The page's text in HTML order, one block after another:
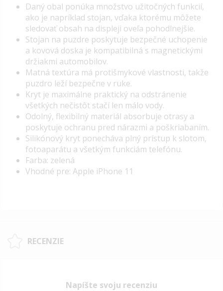
Daný obal ponúka množstvo užitočných funkcií,
ako je napríklad stojan, vďaka ktorému môžete
sledovať obsah na displeji oveľa pohodlnejšie.
Stojan na puzdre poskytuje bezpečné uchopenie
a kovová doska je kompatibilná s magnetickými
držiakmi automobilov.
Matná textúra má protišmykové vlastnosti, takže
puzdro leží bezpečne v ruke.
Kryt je maximálne praktický na odstránenie
všetkých nečistôt stačí len málo vody.
Odolný, flexibilný materiál absorbuje otrasy a
poskytuje ochranu pred nárazmi a poškriabaním.
Silikónový kryt ponecháva plný prístup k slotom,
fotoaparátu a všetkým funkciám telefónu.
Farba: zelená
Vhodné pre: Apple iPhone 11
RECENZIE
Napíšte svoju recenziu